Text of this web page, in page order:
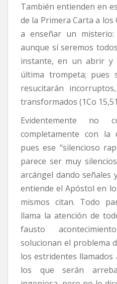
También entienden en
de la Primera Carta a
a enseñar un
aunque sí seremos
instante, en un abrir y
última trompeta; pues
resucitarán
transformados (1Co
Evidentemente no
completamente con la
pues ese “silencioso
parece ser muy
arcángel dando señales
entiende el Apóstol en
mismos citan. Todo
llama la atención de
fausto
solucionan el problema
los estridentes
los que serán